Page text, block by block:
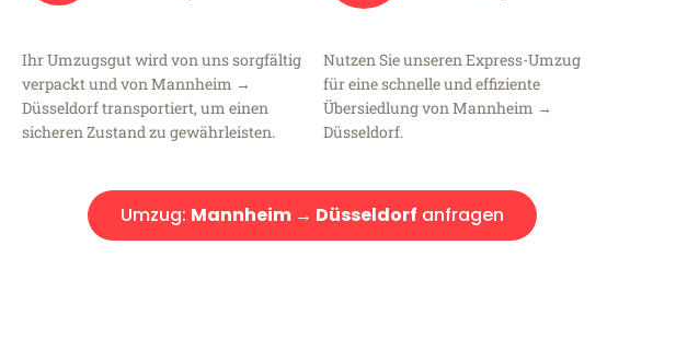
Ihr Umzugsgut wird von uns sorgfältig
verpackt und von Mannheim →
Düsseldorf transportiert, um einen
sicheren Zustand zu gewährleisten.
Nutzen Sie unseren Express-Umzug
für eine schnelle und effiziente
Übersiedlung von Mannheim →
Düsseldorf.
Umzug: Mannheim → Düsseldorf anfragen